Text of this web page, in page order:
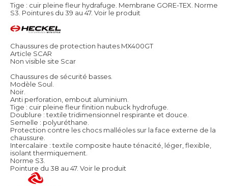
Tige : cuir pleine fleur hydrafuge. Membrane GORE-TEX. Norme
S3. Pointures du 39 au 47. Voir le produit
Chaussures de protection hautes MX400GT
Article SCAR
Non visible site Scar
Chaussures de sécurité basses.
Modèle Soul.
Noir.
Anti perforation, embout aluminium.
Tige : cuir pleine fleur finition nubuck hydrofuge.
Doublure : textile tridimensionnel respirante et douce.
Semelle : polyuréthane.
Protection contre les chocs malléoles sur la face externe de la
chaussure.
Intercalaire : textile composite haute ténacité, léger, flexible,
isolant thermiquement.
Norme S3.
Pointure du 38 au 47. Voir le produit